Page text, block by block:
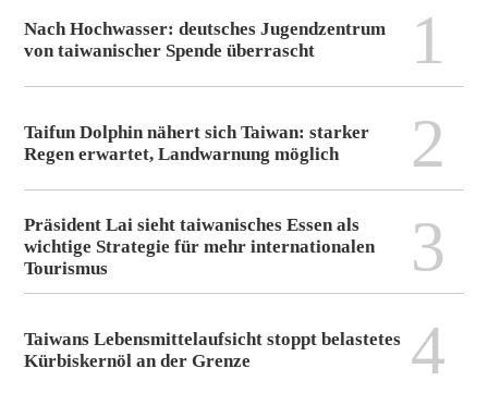
Nach Hochwasser: deutsches Jugendzentrum
von taiwanischer Spende überrascht
1
Taifun Dolphin nähert sich Taiwan: starker
Regen erwartet, Landwarnung möglich
2
Präsident Lai sieht taiwanisches Essen als
wichtige Strategie für mehr internationalen
Tourismus
3
Taiwans Lebensmittelaufsicht stoppt belastetes
Kürbiskernöl an der Grenze
4